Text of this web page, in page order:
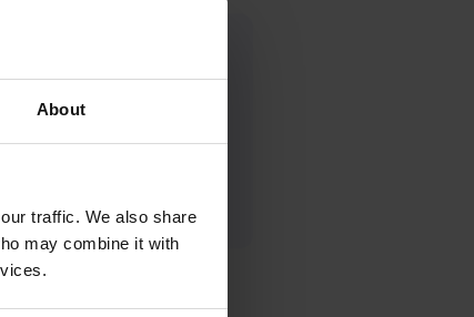
About
traffic. We also share
may combine it with